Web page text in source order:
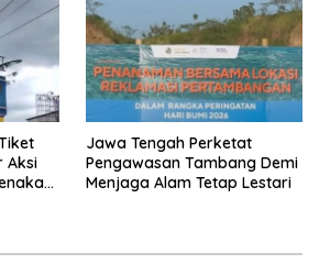
Turun Tangan, Jangan
Tunggu Viral
Aksi
Jawa Tengah Perketat
Pengawasan Tambang Demi
Menjaga Alam Tetap Lestari